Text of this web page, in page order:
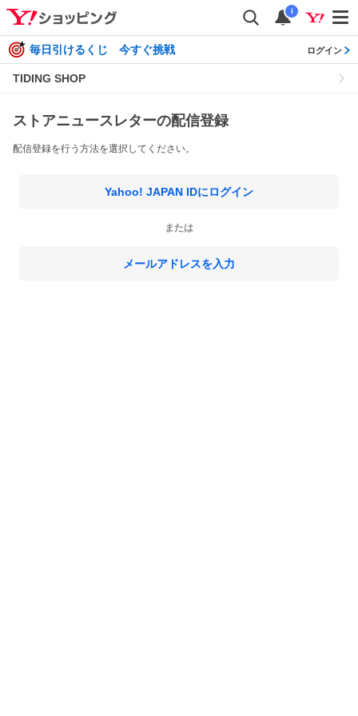
i
毎日引けるくじ 今すぐ挑戦 ログイン
TIDING SHOP
ストアニュースレターの配信登録
配信登録を行う方法を選択してください。
Yahoo! JAPAN IDにログイン
または
メールアドレスを入力